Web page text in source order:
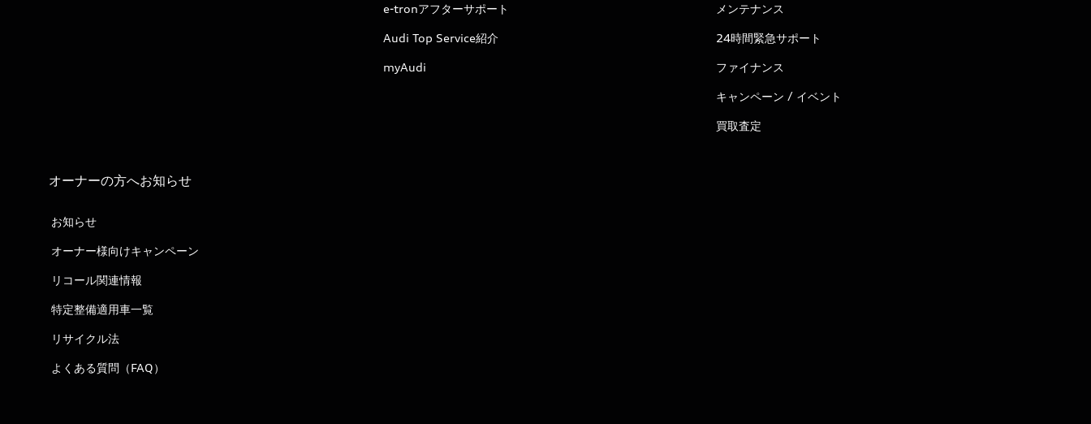
e-tronアフターサポート
Audi Top Service紹介
myAudi
メンテナンス
24時間緊急サポート
ファイナンス
キャンペーン / イベント
買取査定
オーナーの方へお知らせ
お知らせ
オーナー様向けキャンペーン
リコール関連情報
特定整備適用車一覧
リサイクル法
よくある質問（FAQ）